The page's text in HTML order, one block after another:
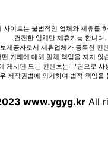
사이트는 불법적인 업체와 제휴를
건전한 업체만 제휴가능 합니다.
제공자로서 제휴업체가 등록한 컨
떤 거래에 대해 일체 책임을 지지 않
게시된 모든 컨텐츠는 무단으로 사
저작권법에 의거하여 법적 책임을
www.ygyg.kr All